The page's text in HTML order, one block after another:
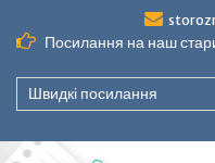
до
вмісту
Посилання на наш
Швидкі посилання